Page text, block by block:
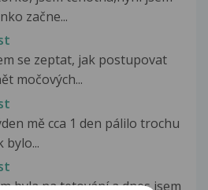
začne...
se zeptat, jak postupovat
močových...
mě cca 1 den pálilo trochu
bylo...
byla na tetování a dnes jsem